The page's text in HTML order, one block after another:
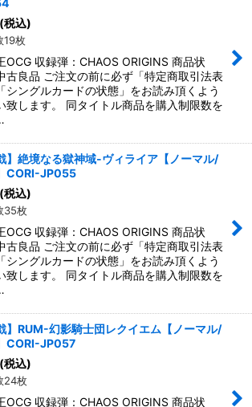
(税込)
19枚
OCG 収録弾：CHAOS ORIGINS 商品状
古良品 ご注文の前に必ず「特定商取引法表
シングルカードの状態」をお読み頂くよう
致します。 同タイトル商品を購入制限数を
】絶境なる獄神域-ヴィライア【ノーマル/
CORI-JP055
(税込)
35枚
OCG 収録弾：CHAOS ORIGINS 商品状
古良品 ご注文の前に必ず「特定商取引法表
シングルカードの状態」をお読み頂くよう
致します。 同タイトル商品を購入制限数を
】RUM-幻影騎士団レクイエム【ノーマル/
CORI-JP057
(税込)
24枚
OCG 収録弾：CHAOS ORIGINS 商品状